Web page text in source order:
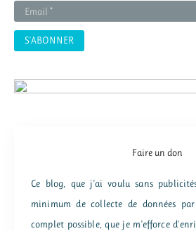
:
Faire un don
Ce blog, que j'ai voulu sans
minimum de collecte de données
complet possible, que je m'efforce